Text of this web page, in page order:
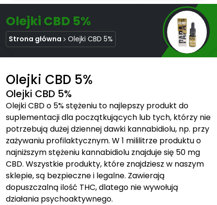
Olejki CBD 5%
Strona główna Olejki CBD 5%
Olejki CBD 5%
Olejki CBD 5%
Olejki CBD o 5% stężeniu to najlepszy produkt do
suplementacji dla początkujących lub tych, którzy nie
potrzebują dużej dziennej dawki kannabidiolu, np. przy
zażywaniu profilaktycznym. W 1 mililitrze produktu o
najniższym stężeniu kannabidiolu znajduje się 50 mg
CBD. Wszystkie produkty, które znajdziesz w naszym
sklepie, są bezpieczne i legalne. Zawierają
dopuszczalną ilość THC, dlatego nie wywołują
działania psychoaktywnego.